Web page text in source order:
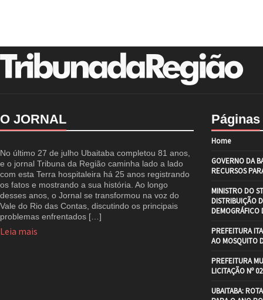
O JORNAL
No último 27 de julho Ubaitaba completou 81 anos,
e o jornal Tribuna da Região caminha lado a lado
com esta Terra hospitaleira há 25 anos registrando
os fatos e mostrando a sua história. Ao longo
desses anos, o Jornal se transformou na voz do
Vale do Rio das Contas, discutindo os principais
problemas enfrentados […]
Leia mais
Páginas
Home
GOVERNO DA
RECURSOS
MINISTRO DO
DISTRIBUIÇÃO
DEMOGRÁFICO
PREFEITURA
AO MOSQUITO
PREFEITURA
LICITAÇÃO Nº
UBAITABA: